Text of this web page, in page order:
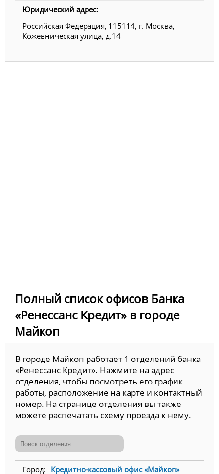
Юридический адрес:
Российская Федерация, 115114, г. Москва,
Кожевническая улица, д.14
Полный список офисов Банка
«Ренессанс Кредит» в городе
Майкоп
В городе Майкоп работает 1 отделений банка
«Ренессанс Кредит». Нажмите на адрес
отделения, чтобы посмотреть его график
работы, расположение на карте и контактный
номер. На странице отделения вы также
можете распечатать схему проезда к нему.
Кредитно-кассовый офис «Майкоп»